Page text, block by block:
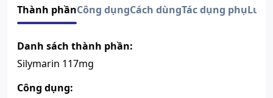
Lưu ý
Sản phẩm này không phải là
thuốc và không có tác dụng thay
Xem giấy công bố sản phẩm
Thành phầnCông dụngCách dùngTác dụng phụLưu
Danh sách thành phần:
Silymarin 117mg
Công dụng: